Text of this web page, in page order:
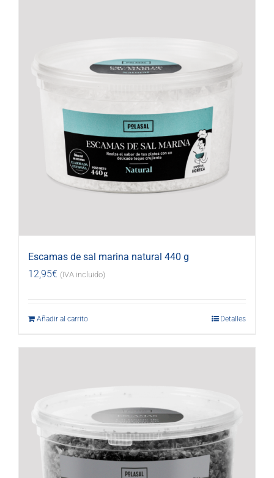
Escamas de sal marina natural 440 g
12,95€ (IVA incluido)
Añadir al carrito Detalles